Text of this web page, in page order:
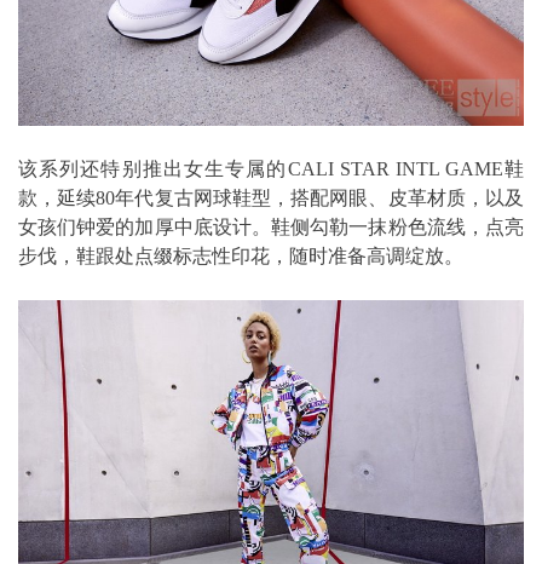
该系列还特别推出女生专属的CALI STAR INTL GAME鞋
款，延续80年代复古网球鞋型，搭配网眼、皮革材质，以及
女孩们钟爱的加厚中底设计。鞋侧勾勒一抹粉色流线，点亮
步伐，鞋跟处点缀标志性印花，随时准备高调绽放。